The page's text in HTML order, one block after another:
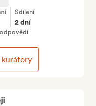
Sdílení
2 dní